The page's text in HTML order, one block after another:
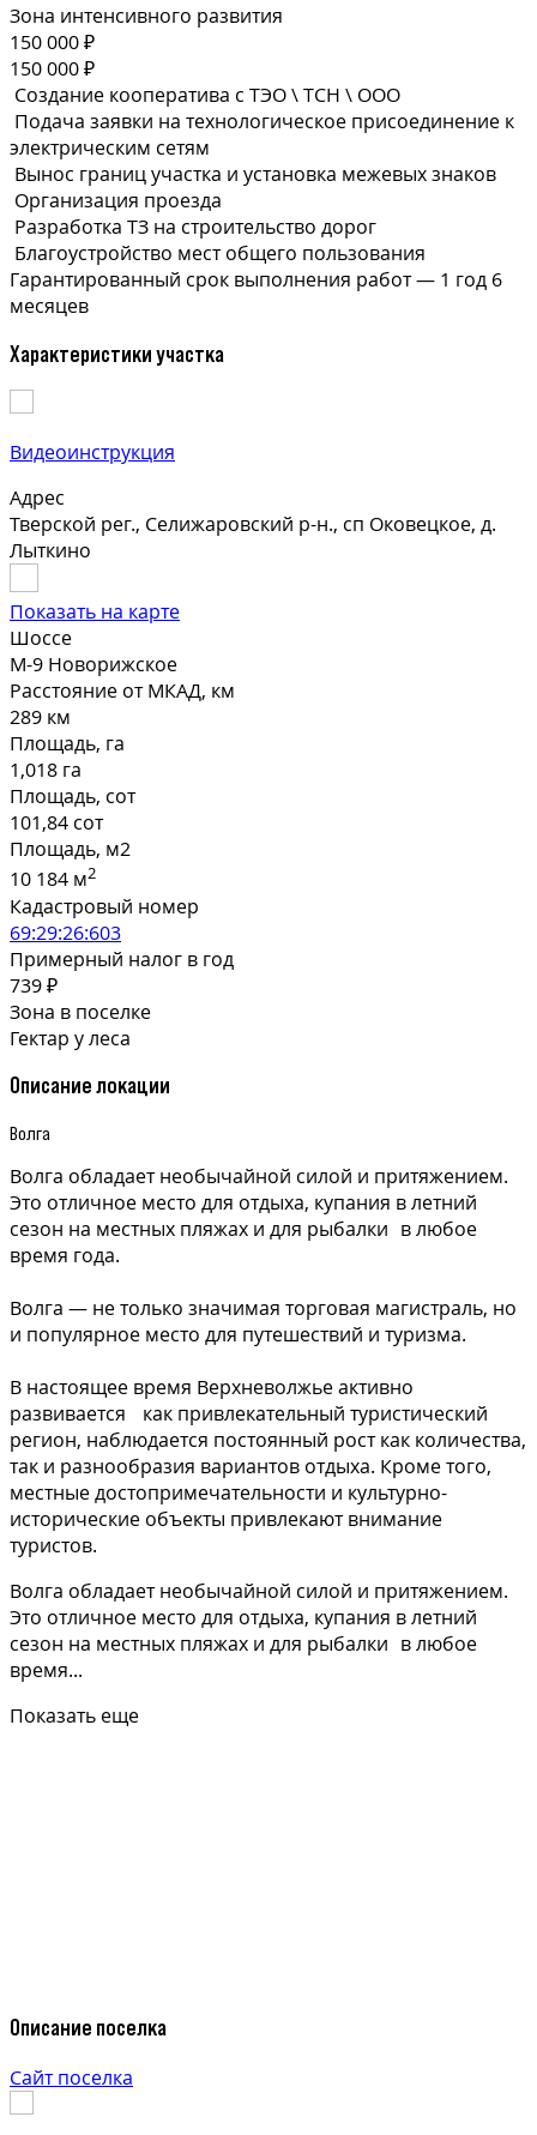
Зона интенсивного развития
150 000 ₽
150 000 ₽
Создание кооператива с ТЭО \ ТСН \ ООО
Подача заявки на технологическое присоединение к
электрическим сетям
Вынос границ участка и установка межевых знаков
Организация проезда
Разработка ТЗ на строительство дорог
Благоустройство мест общего пользования
Гарантированный срок выполнения работ — 1 год 6
месяцев
Характеристики участка
Видеоинструкция
Адрес
Тверской рег., Селижаровский р-н., сп Оковецкое, д.
Лыткино
Показать на карте
Шоссе
М-9 Новорижское
Расстояние от МКАД, км
289 км
Площадь, га
1,018 га
Площадь, сот
101,84 сот
Площадь, м2
10 184 м2
Кадастровый номер
69:29:26:603
Примерный налог в год
739 ₽
Зона в поселке
Гектар у леса
Описание локации
Волга
Волга обладает необычайной силой и притяжением.
Это отличное место для отдыха, купания в летний
сезон на местных пляжах и для рыбалки в любое
время года.
Волга — не только значимая торговая магистраль, но
и популярное место для путешествий и туризма.
В настоящее время Верхневолжье активно
развивается как привлекательный туристический
регион, наблюдается постоянный рост как количества,
так и разнообразия вариантов отдыха. Кроме того,
местные достопримечательности и культурно-
исторические объекты привлекают внимание
туристов.
Волга обладает необычайной силой и притяжением.
Это отличное место для отдыха, купания в летний
сезон на местных пляжах и для рыбалки в любое
время...
Показать еще
Описание поселка
Сайт поселка